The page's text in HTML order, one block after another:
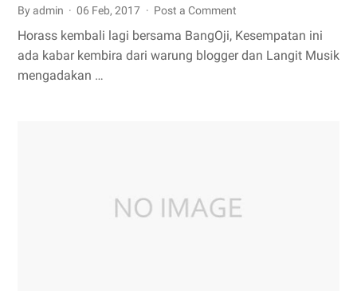
By admin 06 Feb, 2017 Post a Comment
Horass kembali lagi bersama BangOji, Kesempatan ini
ada kabar kembira dari warung blogger dan Langit Musik
mengadakan …